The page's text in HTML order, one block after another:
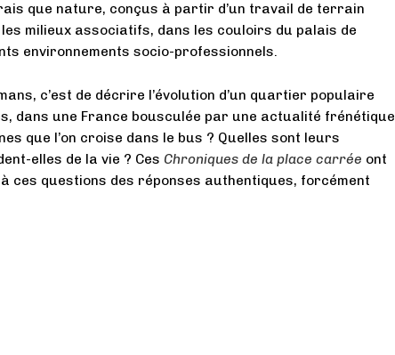
que nature, conçus à partir d’un travail de terrain
milieux associatifs, dans les couloirs du palais de
environnements socio-professionnels.
c’est de décrire l’évolution d’un quartier populaire
dans une France bousculée par une actualité
que l’on croise dans le bus ? Quelles sont leurs
elles de la vie ? Ces Chroniques de la place carrée ont
ces questions des réponses authentiques, forcément